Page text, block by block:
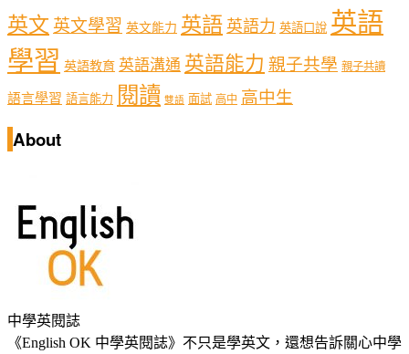
英文 英文學習 英文能力 英語 英語力 英語口說 英語
學習 英語教育 英語溝通 英語能力 親子共學 親子共讀
語言學習 語言能力 閱讀 雙語 面試 高中 高中生
About
中學英閱誌
《English OK 中學英閱誌》不只是學英文，還想告訴關心中學